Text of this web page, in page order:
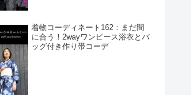
着物コーディネート162：まだ間
に合う！2wayワンピース浴衣とバ
ッグ付き作り帯コーデ